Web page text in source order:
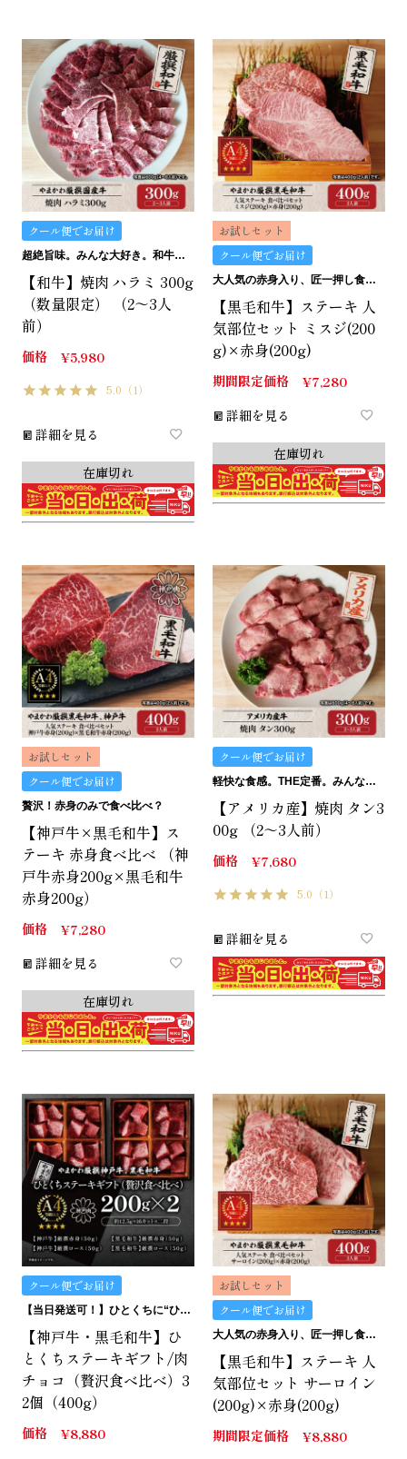
クール便でお届け
超絶旨味。みんな大好き。和牛ハラミ。
【和牛】焼肉 ハラミ 300g
（数量限定） （2～3人
前）
価格 ¥5,980
5.0 （1）
詳細を見る
在庫切れ
お試しセット
クール便でお届け
大人気の赤身入り、匠一押し食べ比べセット
【黒毛和牛】ステーキ 人
気部位セット ミスジ(200
g)×赤身(200g)
期間限定価格 ¥7,280
詳細を見る
在庫切れ
お試しセット
クール便でお届け
贅沢！赤身のみで食べ比べ？
【神戸牛×黒毛和牛】ス
テーキ 赤身食べ比べ （神
戸牛赤身200g×黒毛和牛
赤身200g）
価格 ¥7,280
詳細を見る
在庫切れ
クール便でお届け
軽快な食感。THE定番。みんなのタン。
【アメリカ産】焼肉 タン3
00g （2～3人前）
価格 ¥7,680
5.0 （1）
詳細を見る
クール便でお届け
【当日発送可！】ひとくちに“ひとくちの贅沢”。ひとくちステーキギフトは、どうです？
【神戸牛・黒毛和牛】ひ
とくちステーキギフト/肉
チョコ（贅沢食べ比べ）3
2個（400g）
価格 ¥8,880
お試しセット
クール便でお届け
大人気の赤身入り、匠一押し食べ比べセット
【黒毛和牛】ステーキ 人
気部位セット サーロイン
(200g)×赤身(200g)
期間限定価格 ¥8,880